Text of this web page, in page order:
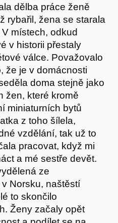
dělba práce ženě
rybařil, žena se starala
místech, odkud
v historii přestaly
válce. Považovalo
že je v domácnosti
doma stejně jako
žen, které kromě
miniaturních bytů
z toho šílela,
vzdělání, tak už to
pracovat, když mi
a mé sestře devět.
ze
Norsku, naštěstí
to skončilo
Ženy začaly opět